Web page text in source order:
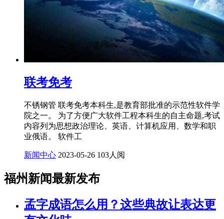
联考免考
不锈钢管 联考免考本科生,是教育部批准的示范性软件学
院之一。 为了方便广大软件工程本科生的自主命题,考试
内容列为思想政治理论、英语、计算机应用、数学和职
业俄语。 软件工
新闻中心 2023-05-26 103人阅
福州新闻最新发布
孟字成语怎么用？这些典故让表达更